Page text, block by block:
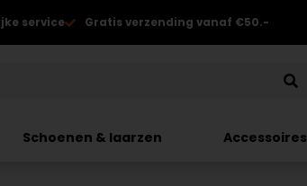
service Gratis verzending vanaf €50.-
Schoenen & laarzen Accessoires